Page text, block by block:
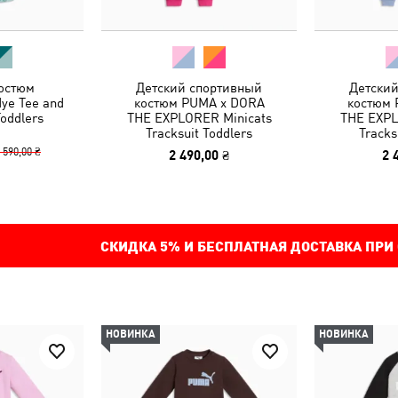
Tee and
590,00 ₴
Детский спортивный
костюм PUMA x DORA
THE EXPLORER Minicats
Tracksuit Toddlers
2 490,00 ₴
костюм
THE
2
СКИДКА 5% И БЕСПЛАТНАЯ ДОСТАВКА
НОВИНКА НОВИНКА